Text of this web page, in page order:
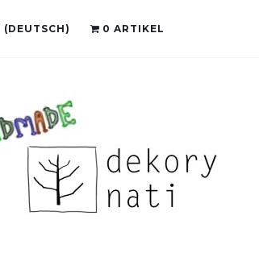
(DEUTSCH) 0 ARTIKEL